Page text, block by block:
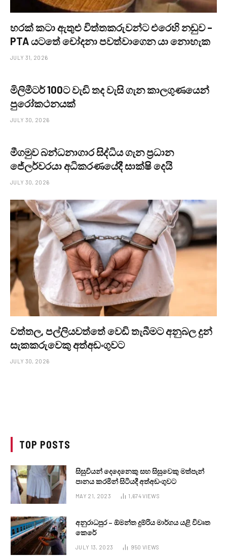
හරක් කටා ඇතුළු විත්තකරුවන්ට එරෙහි නඩුව –
PTA යටතේ චෝදනා පවත්වාගෙන යා නොහැක
JULY 31, 2026
මිලිමීටර් 100ට වැඩි තද වැසි ගැන කාලගුණයෙන්
පුරෝකථනයක්
JULY 30, 2026
මීගමුව බන්ධනාගාර සිද්ධිය ගැන ප්‍රධාන
ජේලර්වරයා අධිකරණයේදී සාක්ෂි දෙයි
JULY 30, 2026
වත්තල, පල්ලියවත්තේ වෙඩි තැබීමට අනුබල දුන්
සැකකරුවෙකු අත්අඩංගුවට
JULY 30, 2026
TOP POSTS
සිසුවියන් දෙදෙනෙකු සහ සිසුවෙකු මත්පැන්
පානය කරමින් සිටියදී අත්අඩංගුවට
MAY 21, 2023 1,674VIEWS
අනුරාධපුර – ඕමන්ත දුම්රිය මාර්ගය යළි විවෘත
කෙරේ
JULY 13, 2023 950 VIEWS